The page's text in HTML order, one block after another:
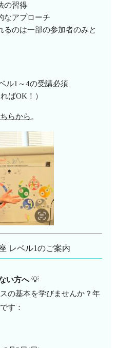
の習得
なアプローチ
るのは一部の参加者のみと
ル1～4の受講必須
ばOK！）
らから 。
レベル1のご案内
い方へ💡
の基本を学びませんか？年
す：